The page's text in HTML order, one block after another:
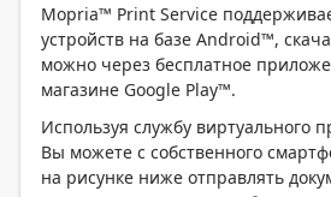
Mopria™ Print Service
устройств на базе Android™,
можно через бесплатное
магазине Google Play™.
Используя службу виртуального
Вы можете с собственного
на рисунке ниже отправлять